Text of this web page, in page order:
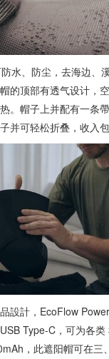
水、防尘，去海边、
的顶部有透气设计，
。帽子上并配有一条
并可轻松折叠，收入包
設計，EcoFlow
Type-C，可为各
，此遮阳帽可在三